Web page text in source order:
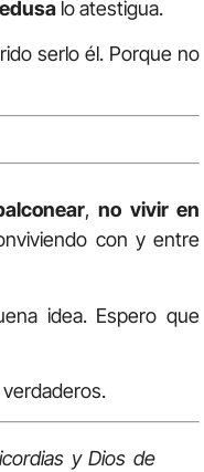
lo atestigua.
serlo él. Porque no
, no vivir en
con y entre
idea. Espero que
y Dios de